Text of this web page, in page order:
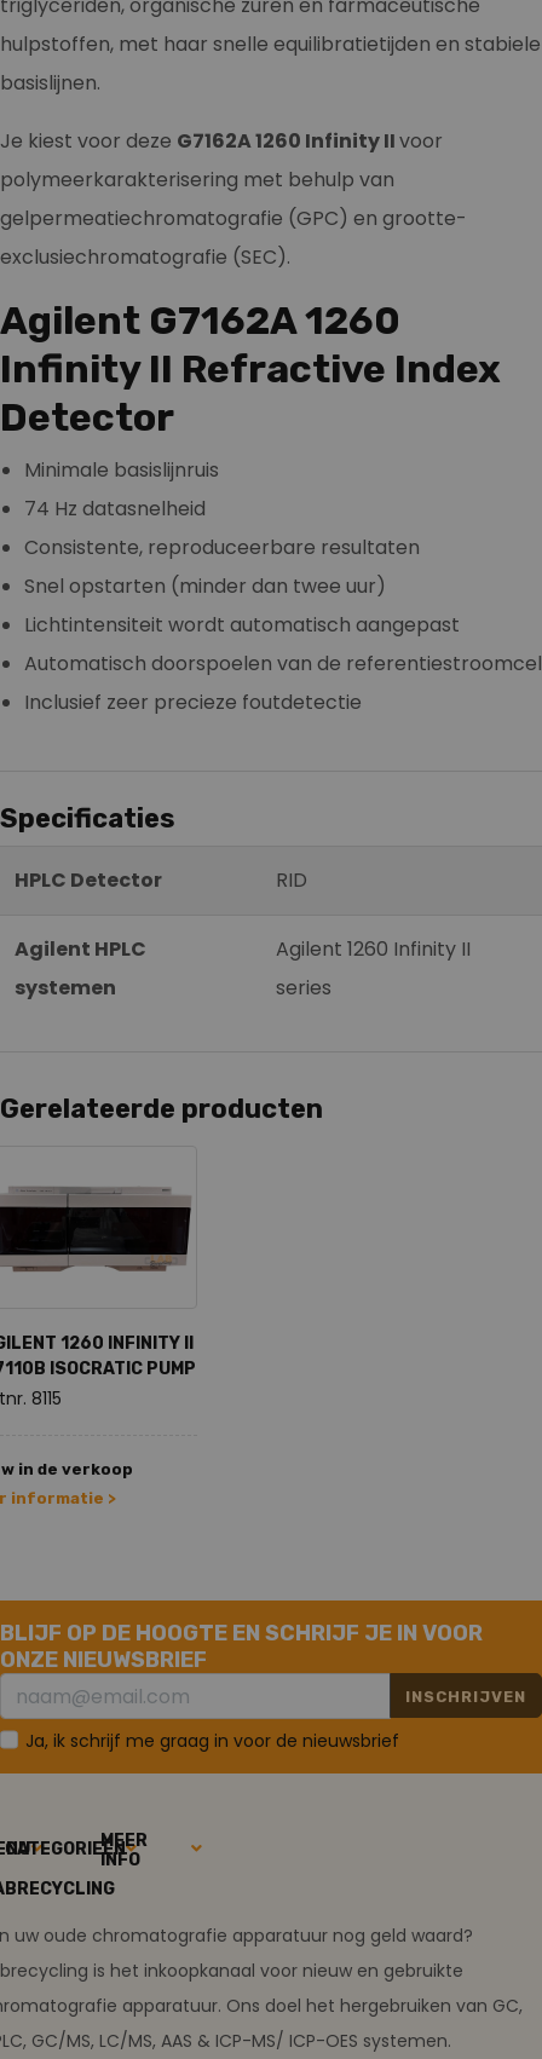
triglyceriden, organische zuren en farmaceutische
hulpstoffen, met haar snelle equilibratietijden en stabiele
basislijnen.
Je kiest voor deze G7162A 1260 Infinity IIvoor
polymeerkarakterisering met behulp van
gelpermeatiechromatografie (GPC) en grootte-
exclusiechromatografie (SEC).
Agilent G7162A 1260
Infinity II Refractive Index
Detector
Minimale basislijnruis
74 Hz datasnelheid
Consistente, reproduceerbare resultaten
Snel opstarten (minder dan twee uur)
Lichtintensiteit wordt automatisch aangepast
Automatisch doorspoelen van de referentiestroomcel
Inclusief zeer precieze foutdetectie
Specificaties
HPLC Detector RID
Agilent HPLC
systemen
Agilent 1260 Infinity II
series
Gerelateerde producten
1260 INFINITY II
ISOCRATIC PUMP
8115
in de verkoop
informatie >
BLIJF OP DE HOOGTE EN SCHRIJF JE IN VOOR
ONZE NIEUWSBRIEF
INSCHRIJVEN
Ja, ik schrijf me graag in voor de nieuwsbrief
CATEGORIEËNMEER
INFO
uw oude chromatografie apparatuur nog geld waard?
is het inkoopkanaal voor nieuw en gebruikte
apparatuur. Ons doel het hergebruiken van GC,
GC/MS, LC/MS, AAS & ICP-MS/ ICP-OES systemen.